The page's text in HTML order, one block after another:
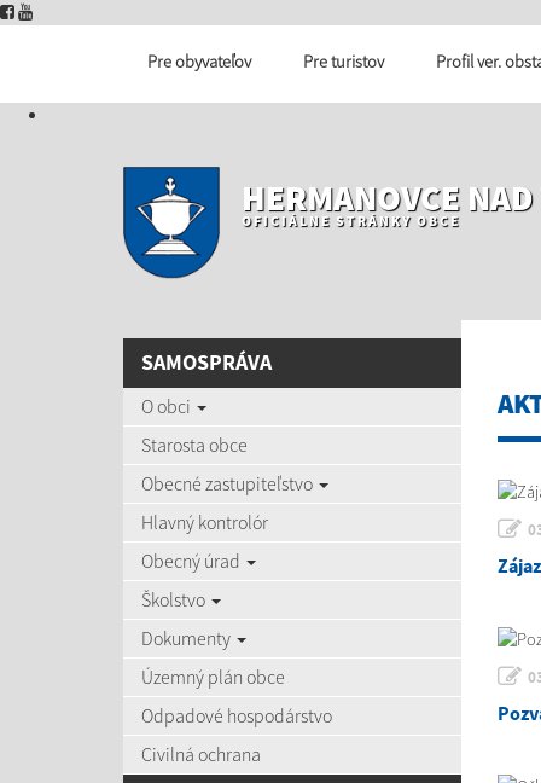
Pre obyvateľov Pre turistov Profil ver.
HERMANOVCE
OFICIÁLNE STRÁNKY OBCE
SAMOSPRÁVA
O obci
Starosta obce
Obecné zastupiteľstvo
Hlavný kontrolór
Obecný úrad
Školstvo
Dokumenty
Územný plán obce
Odpadové hospodárstvo
Civilná ochrana